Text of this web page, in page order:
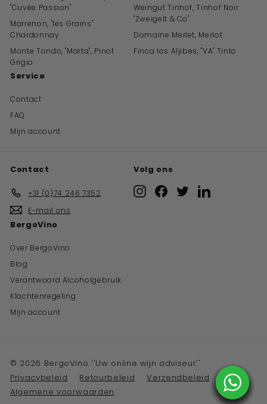
"Cuvée Passion"
Marrenon, "les Grains"
Chardonnay
Monte Tondo, "Marta", Pinot
Grigio
Weingut Tinhof, Tinhof Noir
"Zweigelt & Co"
Domaine Merlet, Merlot
Finca los Aljibes, "VA" Tinto
Service
Contact
FAQ
Mijn account
Contact
+31 (0)74 246 7352
E-mail ons
Volg ons
InstagramFacebook
Twitter
BergoVino
Over BergoVino
Blog
Verantwoord Alcoholgebruik
Klachtenregeling
Mijn account
© 2026 BergoVino ''Uw online wijn adviseur''
Privacybeleid
Retourbeleid
Verzendbeleid
Algemene voorwaarden